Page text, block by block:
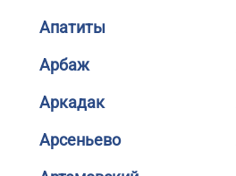
Апатиты
Арбаж
Аркадак
Арсеньево